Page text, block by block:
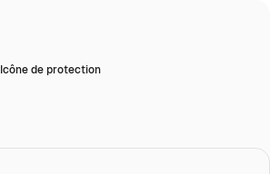
Icône de protection